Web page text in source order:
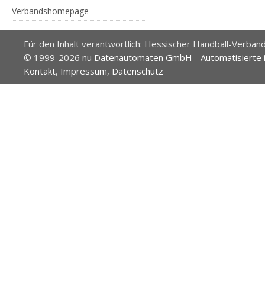
Verbandshomepage
Für den Inhalt verantwortlich: Hessischer Handball-
© 1999-2026 nu Datenautomaten GmbH -
Kontakt, Impressum, Datenschutz